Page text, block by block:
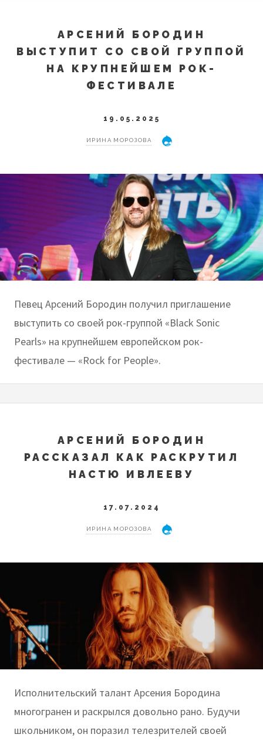
АРСЕНИЙ БОРОДИН
ВЫСТУПИТ СО СВОЙ ГРУППОЙ
НА КРУПНЕЙШЕМ РОК-
ФЕСТИВАЛЕ
19.05.2025
ИРИНА МОРОЗОВА
Певец Арсений Бородин получил приглашение
выступить со своей рок-группой «Black Sonic
Pearls» на крупнейшем европейском рок-
фестивале — «Rock for People».
АРСЕНИЙ БОРОДИН
РАССКАЗАЛ КАК РАСКРУТИЛ
НАСТЮ ИВЛЕЕВУ
17.07.2024
ИРИНА МОРОЗОВА
Исполнительский талант Арсения Бородина
многогранен и раскрылся довольно рано. Будучи
школьником, он поразил телезрителей своей